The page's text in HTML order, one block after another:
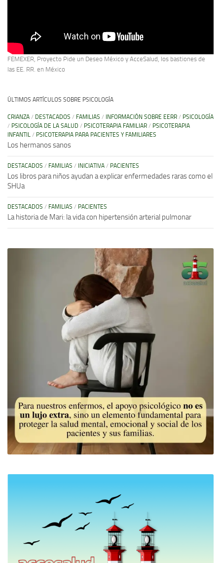
FEMEXER, Proyecto Pide un Deseo México y AcceSalud, los bastiones de
las EE. RR. en México
ÚLTIMOS ARTÍCULOS SOBRE PSICOLOGÍA
CRIANZA / DESTACADOS / FAMILIAS / INFORMACIÓN SOBRE EERR / PSICOLOGÍA
/ PSICOLOGÍA DE LA SALUD / PSICOTERAPIA FAMILIAR / PSICOTERAPIA
INFANTIL / PSICOTERAPIA PARA PACIENTES Y FAMILIARES
Los hermanos sanos
DESTACADOS / FAMILIAS / INICIATIVA / PACIENTES
Los libros para niños ayudan a explicar enfermedades raras como el
SHUa
DESTACADOS / FAMILIAS / PACIENTES
La historia de Mari: la vida con hipertensión arterial pulmonar